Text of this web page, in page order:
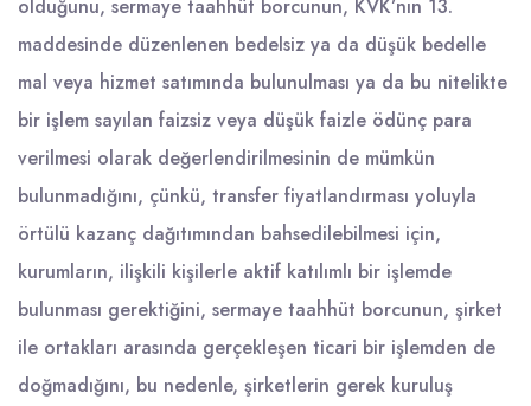
olduğunu, sermaye taahhüt borcunun, KVK’nın 13.
maddesinde düzenlenen bedelsiz ya da düşük bedelle
mal veya hizmet satımında bulunulması ya da bu nitelikte
bir işlem sayılan faizsiz veya düşük faizle ödünç para
verilmesi olarak değerlendirilmesinin de mümkün
bulunmadığını, çünkü, transfer fiyatlandırması yoluyla
örtülü kazanç dağıtımından bahsedilebilmesi için,
kurumların, ilişkili kişilerle aktif katılımlı bir işlemde
bulunması gerektiğini, sermaye taahhüt borcunun, şirket
ile ortakları arasında gerçekleşen ticari bir işlemden de
doğmadığını, bu nedenle, şirketlerin gerek kuruluş